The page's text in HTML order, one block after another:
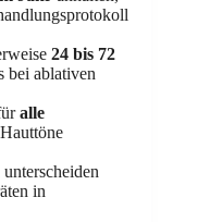
24 bis 72
bei ablativen
alle
unterscheiden
in